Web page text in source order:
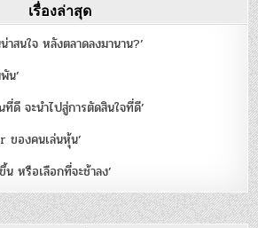
เรื่องล่าสุด
สนใจ หลังตลาดลงมานาน?’
น’
จะนำไปสู่การตัดสินใจที่ดี’
องคนเล่นหุ้น’
น หรือเลือกที่จะช้าลง’